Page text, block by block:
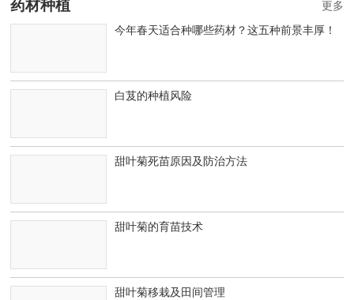
药材种植
今年春天适合种哪些药材？这五种前景丰厚！
白芨的种植风险
甜叶菊死苗原因及防治方法
甜叶菊的育苗技术
甜叶菊移栽及田间管理
更多